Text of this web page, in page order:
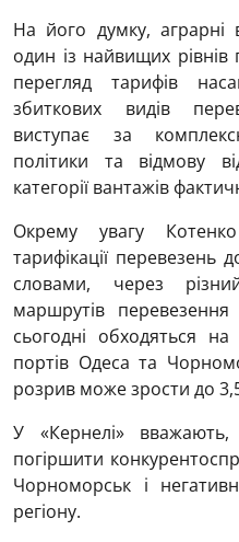
На його думку, аграрні
один із найвищих
перегляд тарифів
збиткових видів
виступає за
політики та відмову
категорії вантажів
Окрему увагу
тарифікації перевезень
словами, через
маршрутів
сьогодні обходяться
портів Одеса та
розрив може зрости до
У «Кернелі»
погіршити
Чорноморськ і
регіону.